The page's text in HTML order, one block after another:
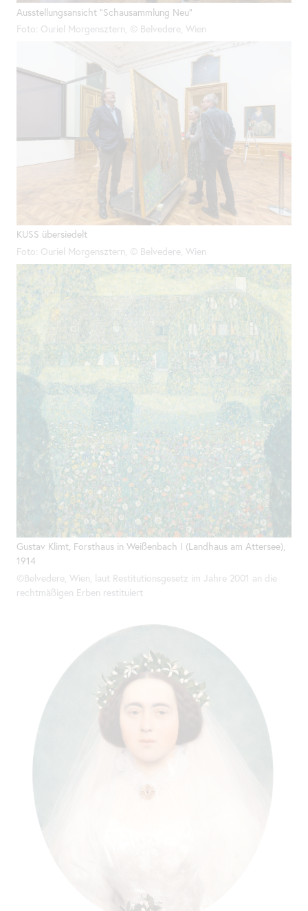
Ausstellungsansicht "Schausammlung Neu"
Foto: Ouriel Morgensztern, © Belvedere, Wien
KUSS übersiedelt
Foto: Ouriel Morgensztern, © Belvedere, Wien
Gustav Klimt, Forsthaus in Weißenbach I (Landhaus am Attersee),
1914
©Belvedere, Wien, laut Restitutionsgesetz im Jahre 2001 an die
rechtmäßigen Erben restituiert